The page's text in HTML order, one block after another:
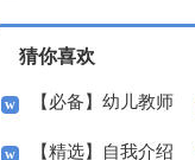
猜你喜欢
【必备】幼儿教师
培训总结集合5篇
【精选】自我介绍